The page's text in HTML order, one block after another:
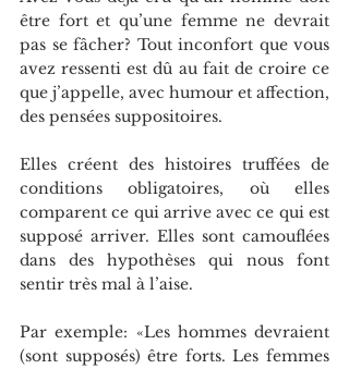
être fort et qu’une femme ne devrait
pas se fâcher? Tout inconfort que vous
avez ressenti est dû au fait de croire ce
que j’appelle, avec humour et affection,
des pensées suppositoires.
Elles créent des histoires truffées de
conditions obligatoires, où elles
comparent ce qui arrive avec ce qui est
supposé arriver. Elles sont camouflées
dans des hypothèses qui nous font
sentir très mal à l’aise.
Par exemple: «Les hommes devraient
(sont supposés) être forts. Les femmes